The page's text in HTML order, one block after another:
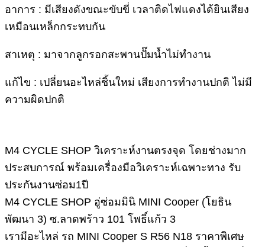
อาการ : มีเสียงดังขณะขับขี่ เวลาติดไฟแดงได้ยินเสียง
เหมือนเหล็กกระทบกัน
สาเหตุ : มาจากลูกรอกสะพานปั๊มน้ำไม่ทำงาน
แก้ไข : เปลี่ยนอะไหล่ชิ้นใหม่ เสียงการทำงานปกติ ไม่มี
ความผิดปกติ
M4 CYCLE SHOP วิเคราะห์งานตรงจุด โดยช่างมาก
ประสบการณ์ พร้อมเครื่องมือวิเคราะห์เฉพาะทาง รับ
ประกันงานซ่อม1ปี
M4 CYCLE SHOP อู่ซ่อมมินิ MINI Cooper (โยธิน
พัฒนา 3) ซ.ลาดพร้าว 101 โพธิ์แก้ว 3
เรามีอะไหล่ รถ MINI Cooper S R56 N18 ราคาพิเศษ